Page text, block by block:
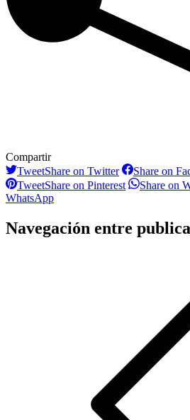
Compartir
TweetShare on Twitter Share on
TweetShare on Pinterest Share on
WhatsApp
Navegación entre